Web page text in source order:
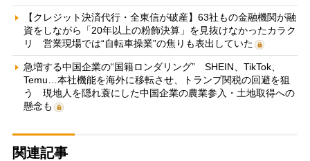
【クレジット決済代行・全東信が破産】63社もの金融機関が融
資をしながら「20年以上の粉飾決算」を見抜けなかったカラク
リ 営業現場では“自転車操業”の焦りも表出していた
急増する中国企業の“国籍ロンダリング” SHEIN、TikTok、
Temu…本社機能を海外に移転させ、トランプ関税の回避を狙
う 現地人を隠れ蓑にした中国企業の農業参入・土地取得への
懸念も
関連記事